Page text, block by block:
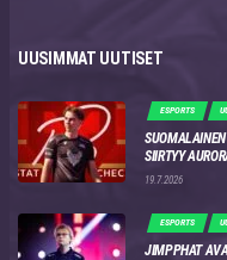
UUSIMMAT UUTISET
ESPORTS
SIIRTYY
19.7.2026
ESPORTS
JIMPPHAT